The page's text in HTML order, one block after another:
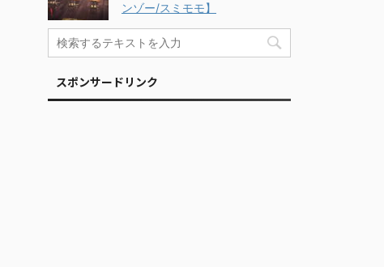
ンゾー/スミモモ】
スポンサードリンク